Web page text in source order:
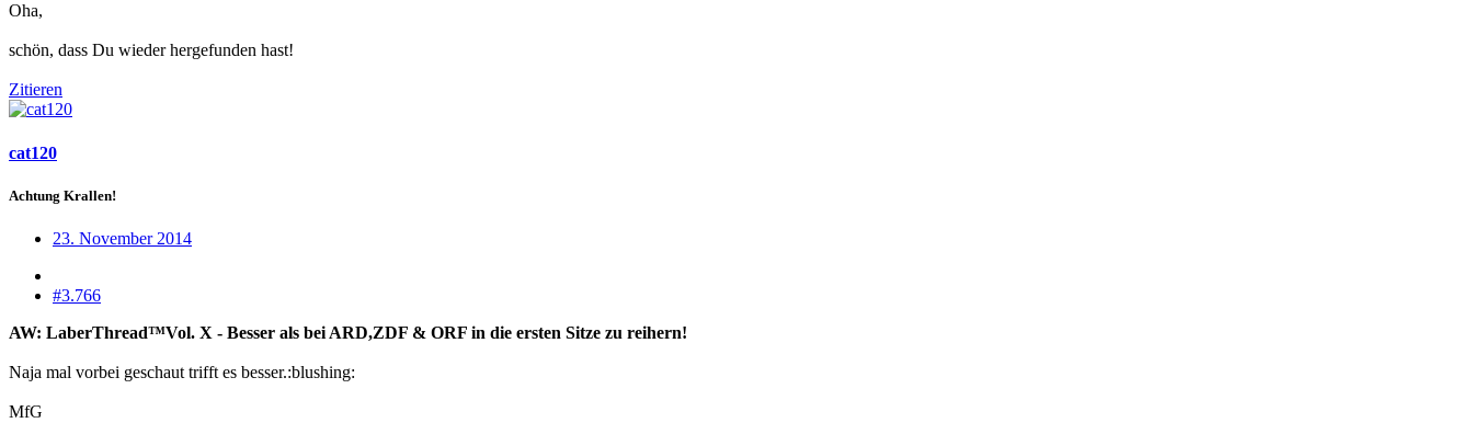
Oha,
schön, dass Du wieder hergefunden hast!
Zitieren
cat120
Achtung Krallen!
23. November 2014
#3.766
AW: LaberThread™Vol. X - Besser als bei ARD,ZDF & ORF in die ersten Sitze zu reihern!
Naja mal vorbei geschaut trifft es besser.:blushing:
MfG